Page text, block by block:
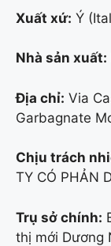
Xuất xứ: Ý
Nhà sản xuất:
Địa chỉ: Via
Garbagnate
Chịu trách
TY CÓ PHẢN
Trụ sở chính:
thị mới Dương